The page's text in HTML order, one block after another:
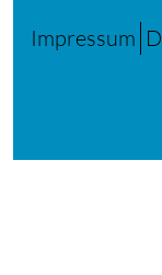
Impressum